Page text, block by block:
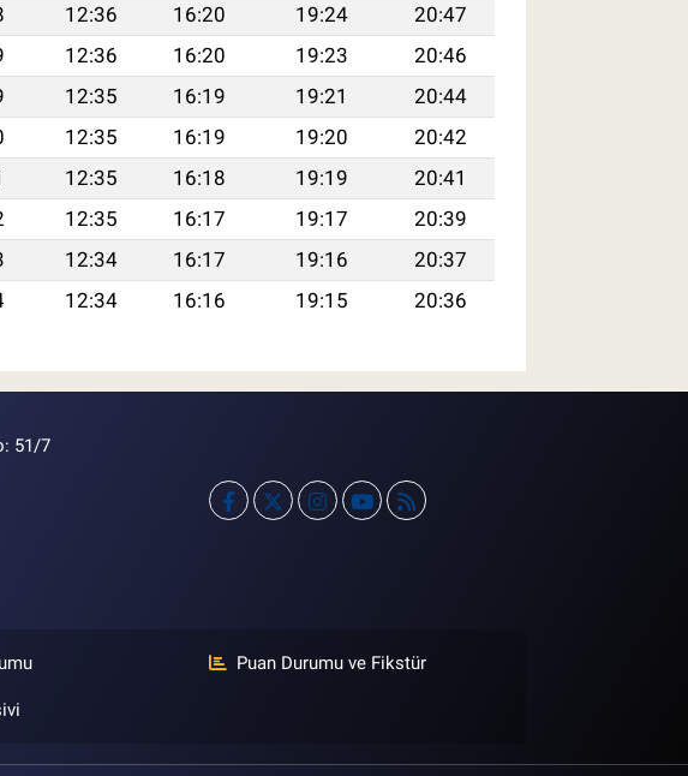
12:36 16:20 19:24
20:47
12:36 16:20 19:23
20:46
12:35 16:19 19:21
20:44
12:35 16:19 19:20
20:42
12:35 16:18 19:19
20:41
12:35 16:17 19:17
20:39
12:34 16:17 19:16
20:37
12:34 16:16 19:15 20:36
51/7
Puan Durumu ve Fikstür